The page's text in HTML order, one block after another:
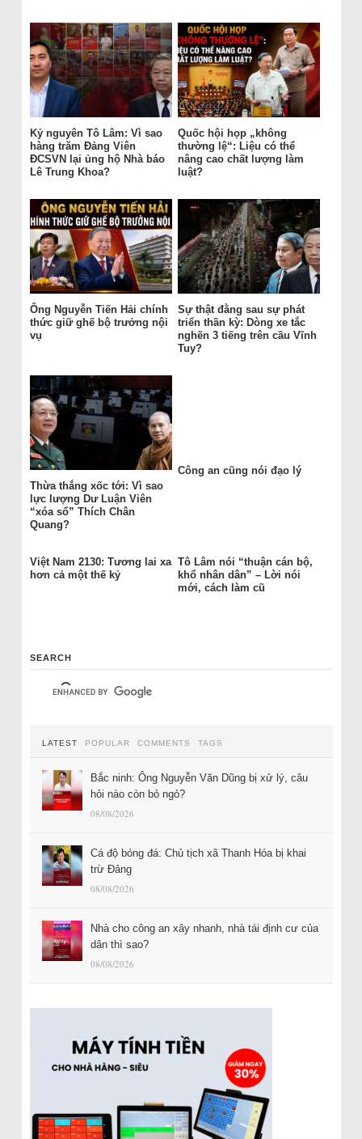
Kỷ nguyên Tô Lâm: Vì sao
hàng trăm Đảng Viên
ĐCSVN lại ủng hộ Nhà báo
Lê Trung Khoa?
Quốc hội họp „không
thường lệ“: Liệu có thể
nâng cao chất lượng làm
luật?
Ông Nguyễn Tiến Hải chính
thức giữ ghế bộ trưởng nội
vụ
Sự thật đằng sau sự phát
triển thần kỳ: Dòng xe tắc
nghẽn 3 tiếng trên cầu Vĩnh
Tuy?
Thừa thắng xốc tới: Vì sao
lực lượng Dư Luận Viên
“xóa sổ” Thích Chân
Quang?
Công an cũng nói đạo lý
Việt Nam 2130: Tương lai xa
hơn cả một thế kỷ
Tô Lâm nói “thuận cán bộ,
khổ nhân dân” – Lời nói
mới, cách làm cũ
SEARCH
LATEST POPULAR COMMENTS TAGS
Bắc ninh: Ông Nguyễn Văn Dũng bị xử lý, câu
hỏi nào còn bỏ ngỏ?
08/08/2026
Cá độ bóng đá: Chủ tịch xã Thanh Hóa bị khai
trừ Đảng
08/08/2026
Nhà cho công an xây nhanh, nhà tái định cư của
dân thì sao?
08/08/2026